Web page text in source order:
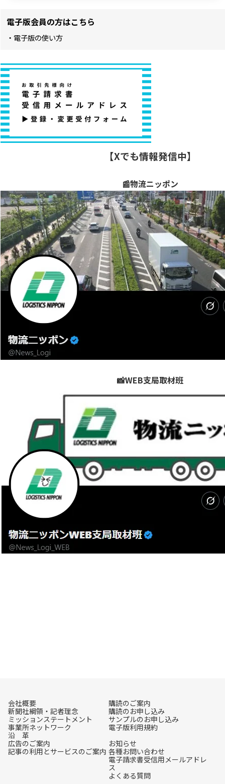
電子版会員の方はこちら
・電子版の使い方
【Xでも情報発信中】
📰物流ニッポン
📸WEB支局取材班
会社概要
新聞社綱領・記者理念
ミッションステートメント
事業所ネットワーク
沿 革
購読のご案内
購読のお申し込み
サンプルのお申し込み
電子版利用規約
広告のご案内
記事の利用とサービスのご案内
お知らせ
各種お問い合わせ
電子請求書受信用メールアドレ
ス
よくある質問